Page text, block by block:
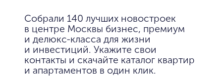
Собрали 140 лучших новостроек
в центре Москвы бизнес, премиум
и делюкс-класса для жизни
и инвестиций. Укажите свои
контакты и скачайте каталог квартир
и апартаментов в один клик.